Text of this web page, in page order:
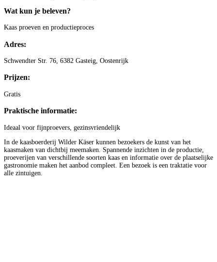
Wat kun je beleven?
Kaas proeven en productieproces
Adres:
Schwendter Str. 76, 6382 Gasteig, Oostenrijk
Prijzen:
Gratis
Praktische informatie:
Ideaal voor fijnproevers, gezinsvriendelijk
In de kaasboerderij Wilder Käser kunnen bezoekers de kunst van het
kaasmaken van dichtbij meemaken. Spannende inzichten in de productie,
proeverijen van verschillende soorten kaas en informatie over de plaatselijke
gastronomie maken het aanbod compleet. Een bezoek is een traktatie voor
alle zintuigen.